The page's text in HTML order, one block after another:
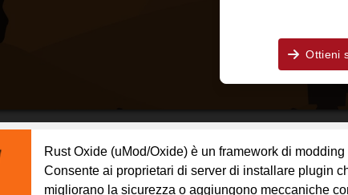
Ottieni
Rust Oxide (uMod/Oxide) è un framework di
Consente ai proprietari di server di installare plugin
migliorano la sicurezza o aggiungono meccaniche